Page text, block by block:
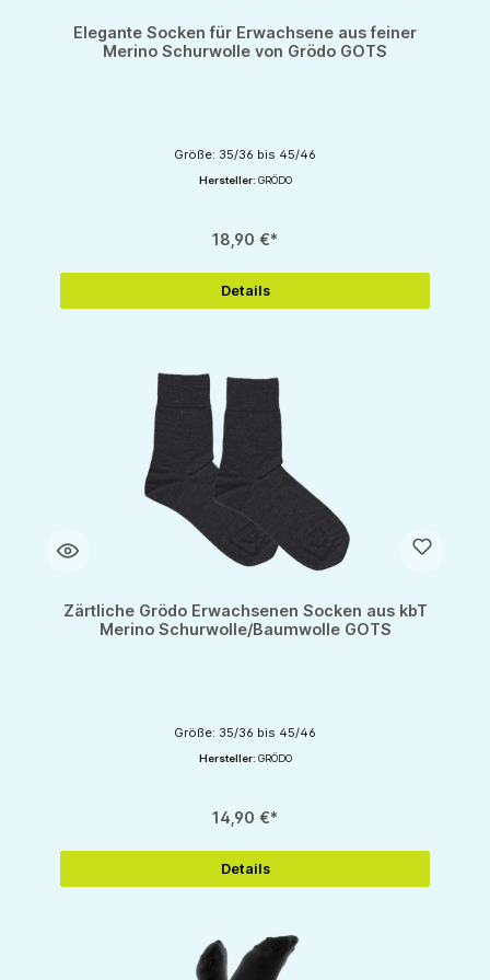
Elegante Socken für Erwachsene aus feiner
Merino Schurwolle von Grödo GOTS
Größe: 35/36 bis 45/46
Hersteller: GRÖDO
18,90 €*
Details
Zärtliche Grödo Erwachsenen Socken aus kbT
Merino Schurwolle/Baumwolle GOTS
Größe: 35/36 bis 45/46
Hersteller: GRÖDO
14,90 €*
Details